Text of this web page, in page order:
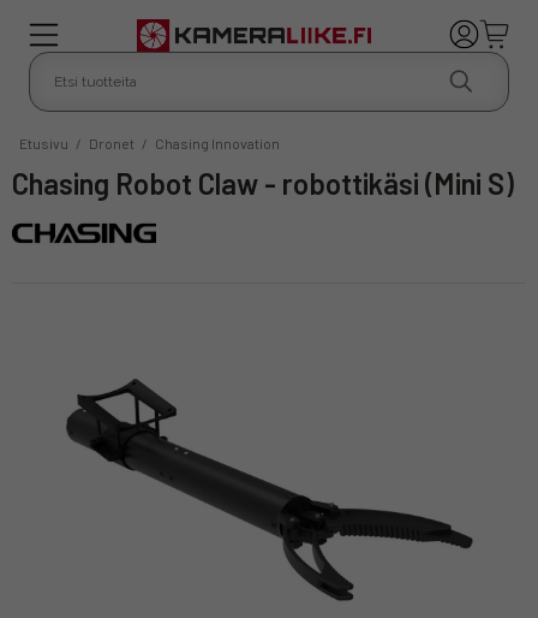
Etusivu / Dronet / Chasing Innovation
Chasing Robot Claw - robottikäsi (Mini S)